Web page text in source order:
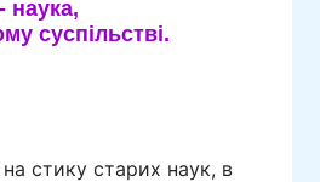
- наука,
суспільстві.
на стику старих наук, в